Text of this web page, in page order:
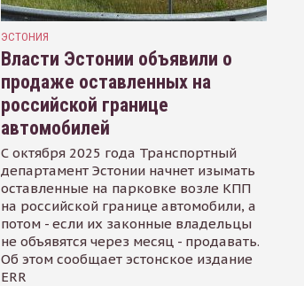
ЭСТОНИЯ
Власти Эстонии объявили о
продаже оставленных на
российской границе
автомобилей
С октября 2025 года Транспортный
департамент Эстонии начнет изымать
оставленные на парковке возле КПП
на российской границе автомобили, а
потом - если их законные владельцы
не объявятся через месяц - продавать.
Об этом сообщает эстонское издание
ERR